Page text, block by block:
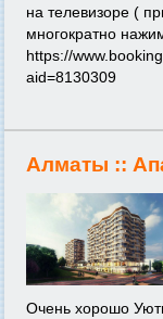
на телевизоре (
многократно
https://
aid=8130309
Алматы ::
Очень хорошо